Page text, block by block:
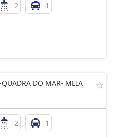
2 1
DO MAR- MEIA
2 1